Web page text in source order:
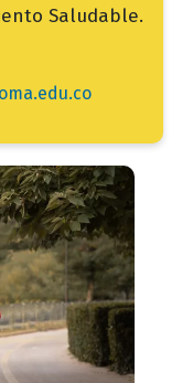
Saludable.